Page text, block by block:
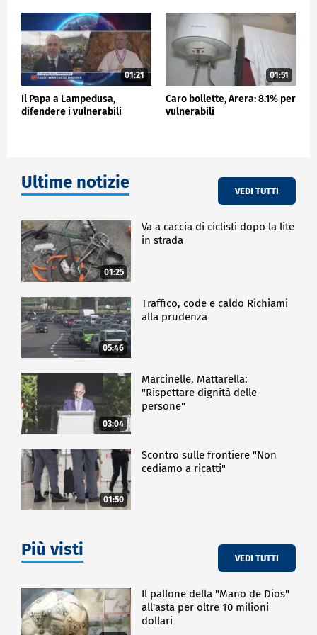
ma allo stesso tempo, senza una legge
internazionale vincolante come un accordo sulla
pandemia, sarà molto difficile avere progressi
davvero significativi in termini di preparazione".
ESTERI
01:21
Il Papa a Lampedusa,
difendere i vulnerabili
01:51
Caro bollette, Arera: 8.1% per
vulnerabili
Ultime notizie VEDI TUTTI
01:25
Va a caccia di ciclisti dopo la lite
in strada
05:46
Traffico, code e caldo Richiami
alla prudenza
03:04
Marcinelle, Mattarella:
"Rispettare dignità delle
persone"
01:50
Scontro sulle frontiere "Non
cediamo a ricatti"
Più visti VEDI TUTTI
Il pallone della "Mano de Dios"
all'asta per oltre 10 milioni
dollari